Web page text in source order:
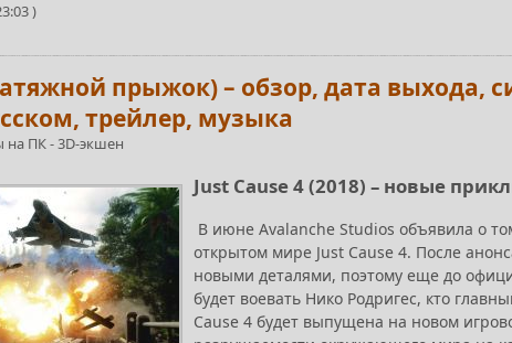
)
прыжок) – обзор, дата выхода,
трейлер, музыка
на ПК-3D-экшен
Just Cause 4 (2018) – новые
В июне Avalanche Studios объявила о
открытом мире Just Cause 4. После
новыми деталями, поэтому еще до
будет воевать Нико Родригес, кто
Cause 4 будет выпущена на новом